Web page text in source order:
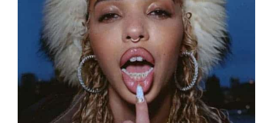
הוסף קו תחתון לקישורים
סמן קישורים
לאפס
את
כל
האפשרויות
cached